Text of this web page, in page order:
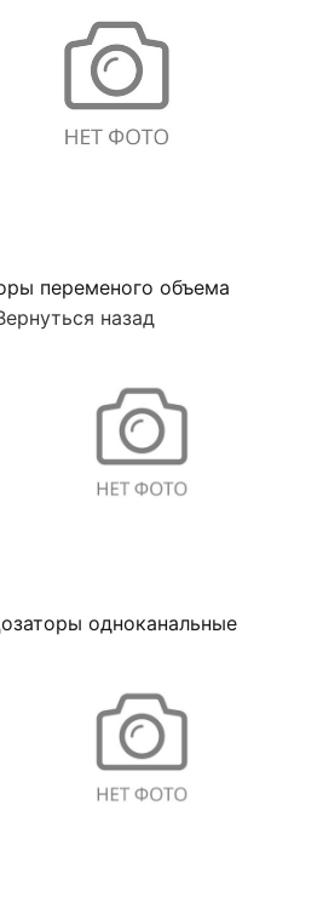
переменого объема
назад
одноканальные